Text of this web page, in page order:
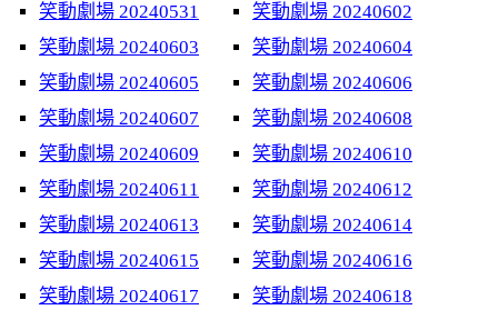
笑動劇場 20240531
笑動劇場 20240602
笑動劇場 20240603
笑動劇場 20240604
笑動劇場 20240605
笑動劇場 20240606
笑動劇場 20240607
笑動劇場 20240608
笑動劇場 20240609
笑動劇場 20240610
笑動劇場 20240611
笑動劇場 20240612
笑動劇場 20240613
笑動劇場 20240614
笑動劇場 20240615
笑動劇場 20240616
笑動劇場 20240617
笑動劇場 20240618